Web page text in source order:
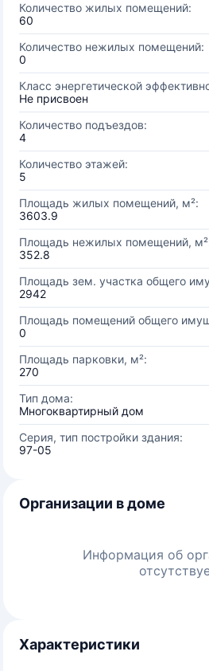
Количество жилых помещений:
60
Количество нежилых помещений:
0
Класс энергетической
Не присвоен
Количество подъездов:
4
Количество этажей:
5
Площадь жилых помещений, м²:
3603.9
Площадь нежилых помещений,
352.8
Площадь зем. участка общего
2942
Площадь помещений общего
0
Площадь парковки, м²:
270
Тип дома:
Многоквартирный дом
Серия, тип постройки здания:
97-05
Организации в доме
Информация об
Характеристики